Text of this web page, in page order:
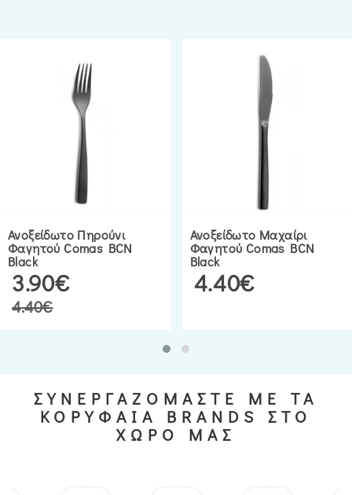
Ανοξείδωτο Πηρούνι
Φαγητού Comas BCN
Black
3.90€
4.40€
Ανοξείδωτο Μαχαίρι
Φαγητού Comas BCN
Black
4.40€
ΣΥΝΕΡΓΑΖΟΜΑΣΤΕ ΜΕ ΤΑ
ΚΟΡΥΦΑΙΑ BRANDS ΣΤΟ
ΧΩΡΟ ΜΑΣ